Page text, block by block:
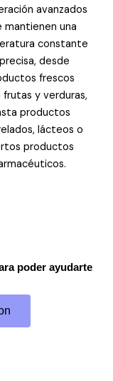
avanzados
mantienen una
constante
desde
frescos
y verduras,
productos
lácteos o
productos
poder ayudarte